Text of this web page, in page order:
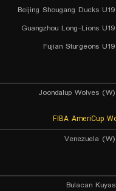
Beijing Shougang Ducks U19
Guangzhou Long-Lions U19
Fujian Sturgeons U19
Joondalup Wolves (W)
Venezuela (W)
Bulacan Kuyas